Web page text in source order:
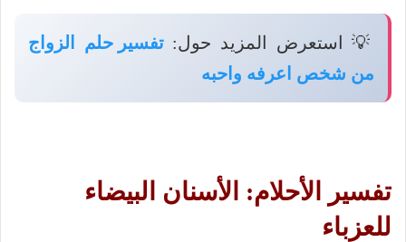
💡 استعرض المزيد حول:تفسير حلم الزواج
من شخص اعرفه واحبه
تفسير الأحلام: الأسنان البيضاء
للعزباء